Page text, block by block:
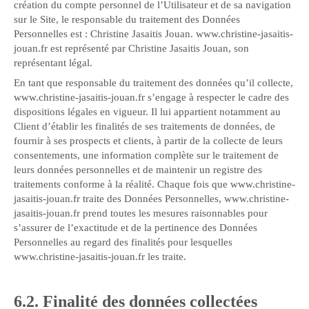
création du compte personnel de l’Utilisateur et de sa navigation
sur le Site, le responsable du traitement des Données
Personnelles est : Christine Jasaitis Jouan. www.christine-jasaitis-
jouan.fr est représenté par Christine Jasaitis Jouan, son
représentant légal.
En tant que responsable du traitement des données qu’il collecte,
www.christine-jasaitis-jouan.fr s’engage à respecter le cadre des
dispositions légales en vigueur. Il lui appartient notamment au
Client d’établir les finalités de ses traitements de données, de
fournir à ses prospects et clients, à partir de la collecte de leurs
consentements, une information complète sur le traitement de
leurs données personnelles et de maintenir un registre des
traitements conforme à la réalité. Chaque fois que www.christine-
jasaitis-jouan.fr traite des Données Personnelles, www.christine-
jasaitis-jouan.fr prend toutes les mesures raisonnables pour
s’assurer de l’exactitude et de la pertinence des Données
Personnelles au regard des finalités pour lesquelles
www.christine-jasaitis-jouan.fr les traite.
6.2. Finalité des données collectées